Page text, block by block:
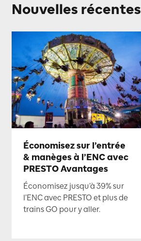
Nouvelles récentes
Économisez sur l’entrée
& manèges à l’ENC avec
PRESTO Avantages
Économisez jusqu’à 39% sur
l’ENC avec PRESTO et plus de
trains GO pour y aller.